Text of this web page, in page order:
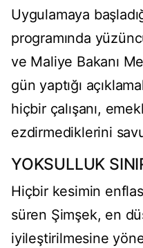
Uygulamaya
programında
ve Maliye Bakanı
gün yaptığı
hiçbir çalışanı,
ezdirmediklerini
YOKSULLUK
Hiçbir kesimin
süren Şimşek, en
iyileştirilmesine